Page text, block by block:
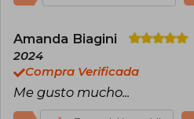
Amanda Biagini
2024
Compra Verificada
Me gusto mucho...